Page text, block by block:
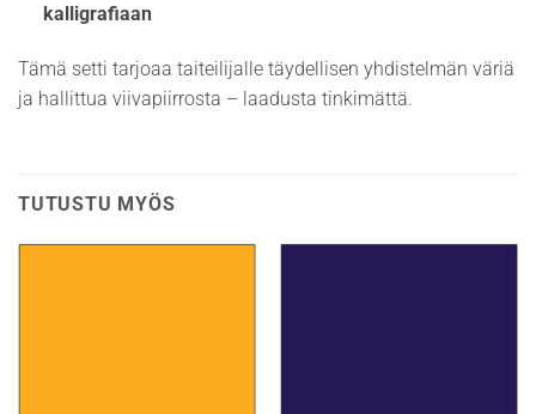
kalligrafiaan
Tämä setti tarjoaa taiteilijalle täydellisen yhdistelmän väriä
ja hallittua viivapiirrosta – laadusta tinkimättä.
TUTUSTU MYÖS